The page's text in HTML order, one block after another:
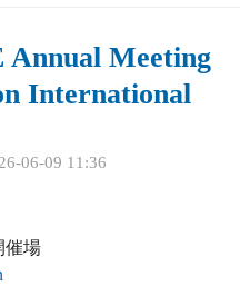
Meeting
International
06-09 11:36
催場